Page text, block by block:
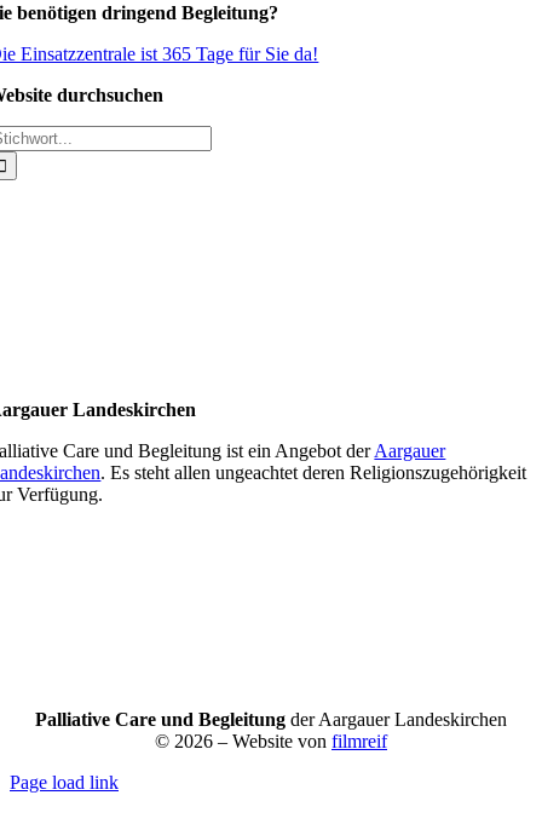
benötigen dringend Begleitung?
Einsatzzentrale ist 365 Tage für Sie da!
durchsuchen
Landeskirchen
Care und Begleitung ist ein Angebot derAargauer
. Es steht allen ungeachtet deren Religionszugehörigkeit
Verfügung.
Palliative Care und Begleitung der Aargauer Landeskirchen
© 2026 – Website von filmreif
Page load link